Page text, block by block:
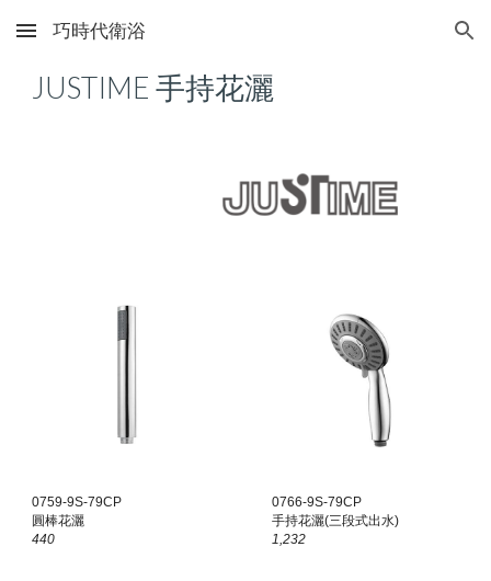
Skip to main content Skip to navigation
巧時代衛浴
JUSTIME手持花灑
0759-9S-79CP
圓棒花灑
440
0766-9S-79CP
手持花灑(三段式出水)
1,232